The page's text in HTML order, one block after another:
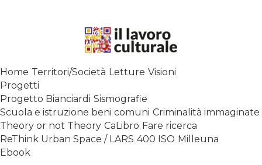
SPALANCARE LE FINESTRE DEI
CONTEMPORANEO
Home Territori/Società Letture Visioni
Progetti
Progetto Bianciardi Sismografie
Scuola e istruzione beni comuni Criminalità immaginate
Theory or not Theory CaLibro Fare ricerca
ReThink Urban Space / LARS 400 ISO Milleuna
Ebook